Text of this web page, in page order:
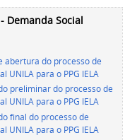
Demanda Social
abertura do processo de
UNILA para o PPG IELA
preliminar do processo de
UNILA para o PPG IELA
final do processo de
UNILA para o PPG IELA